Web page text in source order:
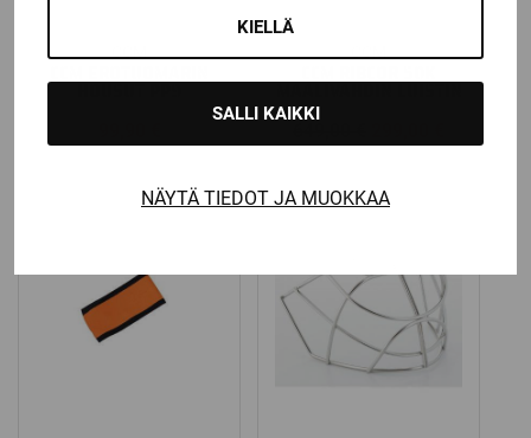
KIELLÄ
SALLI KAIKKI
NÄYTÄ TIEDOT JA MUOKKAA
HOUSUT PP9 MAALIVAHDIN LUISTIN
649,00 €.